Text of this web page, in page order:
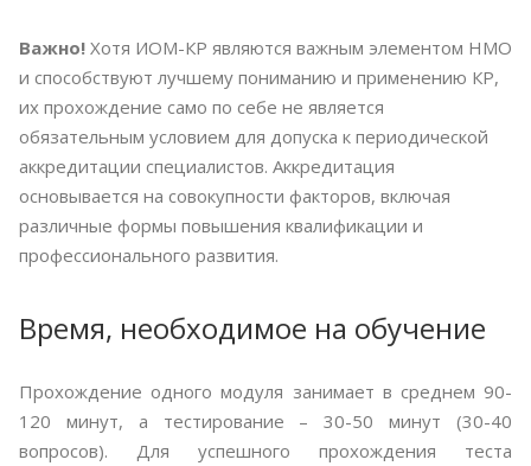
Важно! Хотя ИОМ-КР являются важным элементом НМО
и способствуют лучшему пониманию и применению КР,
их прохождение само по себе не является
обязательным условием для допуска к периодической
аккредитации специалистов. Аккредитация
основывается на совокупности факторов, включая
различные формы повышения квалификации и
профессионального развития.
Время, необходимое на обучение
Прохождение одного модуля занимает в среднем 90-
120 минут, а тестирование – 30-50 минут (30-40
вопросов). Для успешного прохождения теста